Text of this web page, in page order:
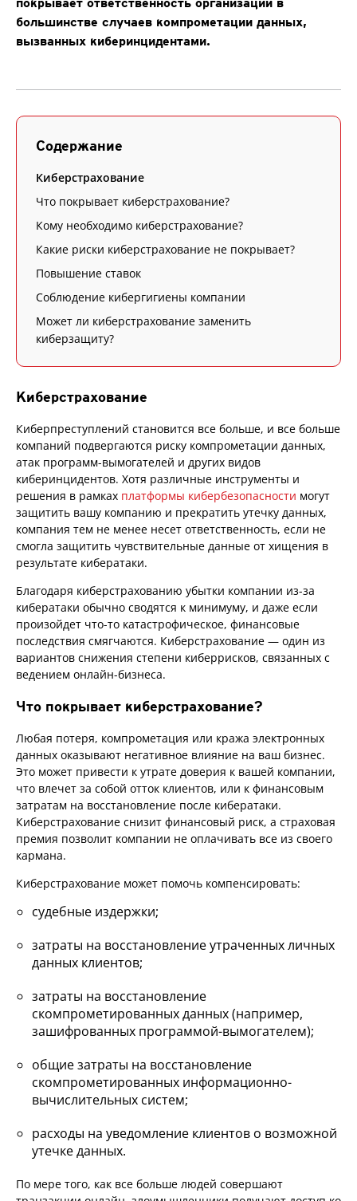
большинстве случаев компрометации данных,
вызванных киберинцидентами.
Содержание
Киберстрахование
Что покрывает киберстрахование?
Кому необходимо киберстрахование?
Какие риски киберстрахование не покрывает?
Повышение ставок
Соблюдение кибергигиены компании
Может ли киберстрахование заменить
киберзащиту?
Киберстрахование
Киберпреступлений становится все больше, и все больше
компаний подвергаются риску компрометации данных,
атак программ-вымогателей и других видов
киберинцидентов. Хотя различные инструменты и
решения в рамках платформы кибербезопасности могут
защитить вашу компанию и прекратить утечку данных,
компания тем не менее несет ответственность, если не
смогла защитить чувствительные данные от хищения в
результате кибератаки.
Благодаря киберстрахованию убытки компании из-за
кибератаки обычно сводятся к минимуму, и даже если
произойдет что-то катастрофическое, финансовые
последствия смягчаются. Киберстрахование — один из
вариантов снижения степени киберрисков, связанных с
ведением онлайн-бизнеса.
Что покрывает киберстрахование?
Любая потеря, компрометация или кража электронных
данных оказывают негативное влияние на ваш бизнес.
Это может привести к утрате доверия к вашей компании,
что влечет за собой отток клиентов, или к финансовым
затратам на восстановление после кибератаки.
Киберстрахование снизит финансовый риск, а страховая
премия позволит компании не оплачивать все из своего
кармана.
Киберстрахование может помочь компенсировать:
судебные издержки;
затраты на восстановление утраченных личных
данных клиентов;
затраты на восстановление
скомпрометированных данных (например,
зашифрованных программой-вымогателем);
общие затраты на восстановление
скомпрометированных информационно-
вычислительных систем;
расходы на уведомление клиентов о возможной
утечке данных.
По мере того, как все больше людей совершают